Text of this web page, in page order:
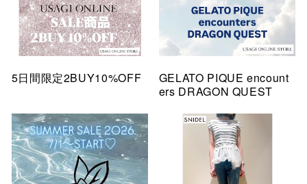
5日間限定2BUY10%OFF
GELATO PIQUE encount
ers DRAGON QUEST